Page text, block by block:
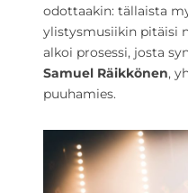
odottaakin: tällaista
ylistysmusiikin pitäisi
alkoi prosessi, josta
Samuel Räikkönen,
puuhamies.